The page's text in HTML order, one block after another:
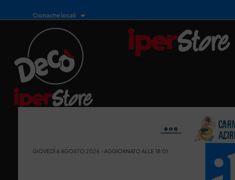
Cronache locali
GIOVEDÌ 6 AGOSTO 2026 - AGGIORNATO ALLE 18:01